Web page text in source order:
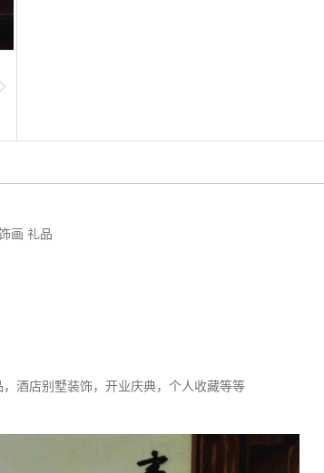
画 礼品
酒店别墅装饰，开业庆典，个人收藏等等